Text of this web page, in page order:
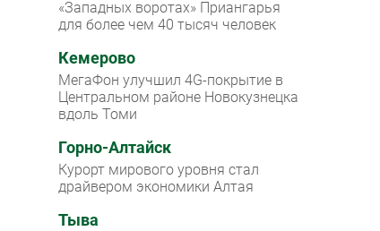
«Западных воротах» Приангарья
для более чем 40 тысяч человек
Кемерово
МегаФон улучшил 4G-покрытие в
Центральном районе Новокузнецка
вдоль Томи
Горно-Алтайск
Курорт мирового уровня стал
драйвером экономики Алтая
Тыва